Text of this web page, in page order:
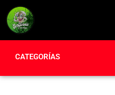
CATEGORÍAS